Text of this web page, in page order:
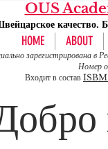
OUS
качество.
HOME ABOUT
зарегистрирована в
Номер
Входит в состав